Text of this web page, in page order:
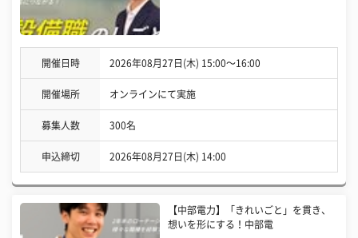
開催日時 2026年08月27日(木) 15:00〜16:00
開催場所 オンラインにて実施
募集人数 300名
申込締切 2026年08月27日(木) 14:00
【中部電力】「きれいごと」を貫き、
想いを形にする！中部電